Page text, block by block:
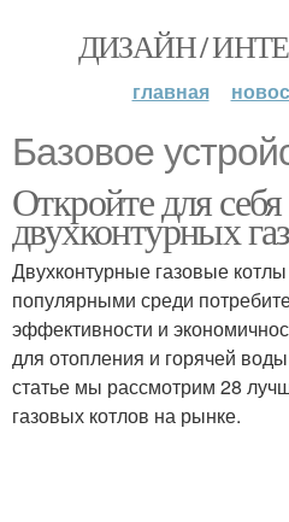
ДИЗАЙН /
главная
Базовое
Откройте для
двухконтурных
Двухконтурные газовые
популярными среди
эффективности и
для отопления и горячей
статье мы рассмотрим 28
газовых котлов на рынке.